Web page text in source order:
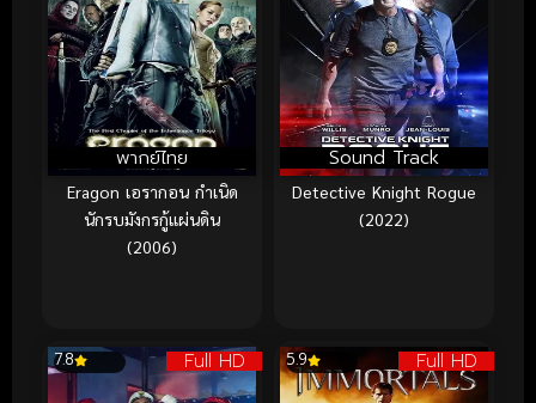
พากย์ไทย
Eragon เอรากอน กำเนิด
นักรบมังกรกู้แผ่นดิน
(2006)
Sound Track
Detective Knight Rogue
(2022)
Full HD
7.8 Full HD
5.9